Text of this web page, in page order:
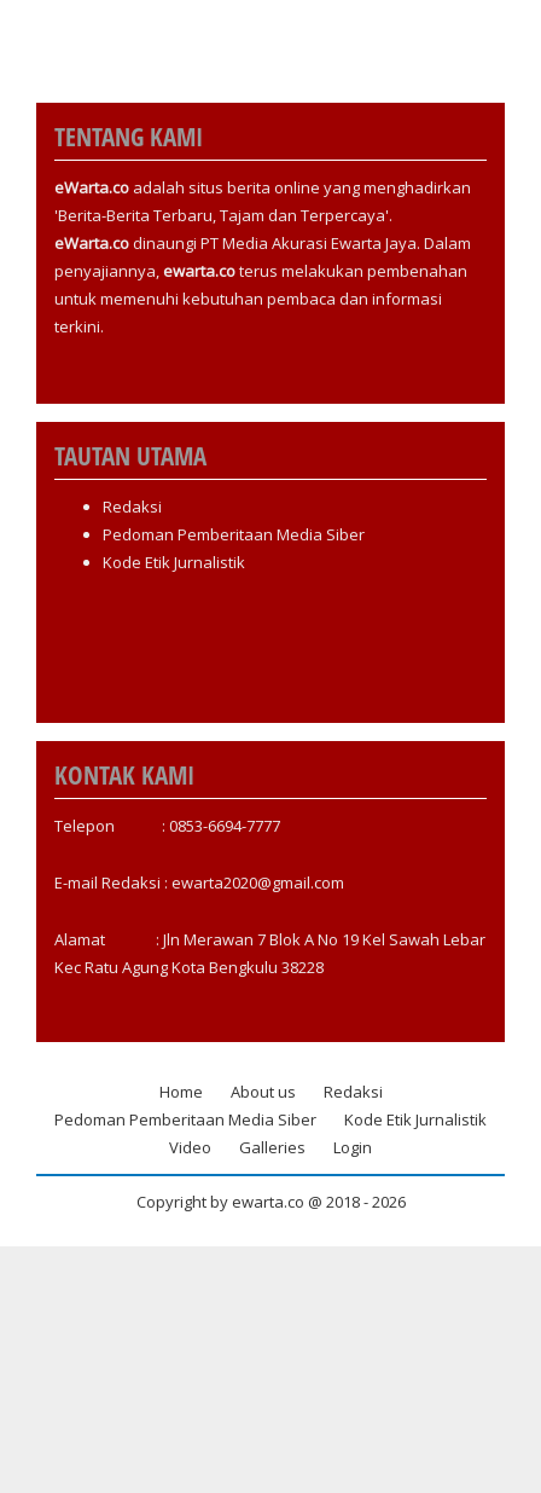
TENTANG KAMI
eWarta.co adalah situs berita online yang menghadirkan
'Berita-Berita Terbaru, Tajam dan Terpercaya'.
eWarta.codinaungi PT Media Akurasi Ewarta Jaya. Dalam
penyajiannya,ewarta.coterus melakukan pembenahan
untuk memenuhi kebutuhan pembaca dan informasi
terkini.
TAUTAN UTAMA
Redaksi
Pedoman Pemberitaan Media Siber
Kode Etik Jurnalistik
KONTAK KAMI
Telepon : 0853-6694-7777
E-mail Redaksi : ewarta2020@gmail.com
Alamat : Jln Merawan 7 Blok A No 19 Kel Sawah Lebar
Kec Ratu Agung Kota Bengkulu 38228
Footer
Home About us
Redaksi
Pedoman Pemberitaan Media Siber
Kode Etik Jurnalistik
Video
Galleries Login
Copyright by ewarta.co @ 2018 -2026